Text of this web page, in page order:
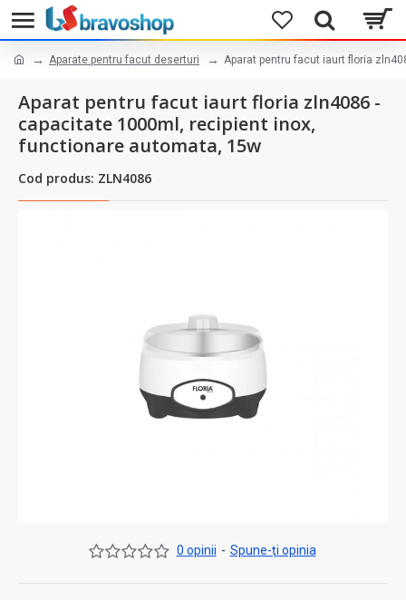
Aparate pentru facut deserturi Aparat pentru facut iaurt floria
Aparat pentru facut iaurt floria zln4086 -
capacitate 1000ml, recipient inox,
functionare automata, 15w
Cod produs: ZLN4086
0 opinii - Spune-ţi opinia